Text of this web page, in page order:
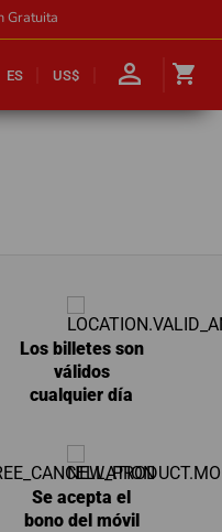
Gratuita
ES US$ person_outline shopping_cart
Los billetes son
válidos
cualquier día
Se acepta el
bono del móvil